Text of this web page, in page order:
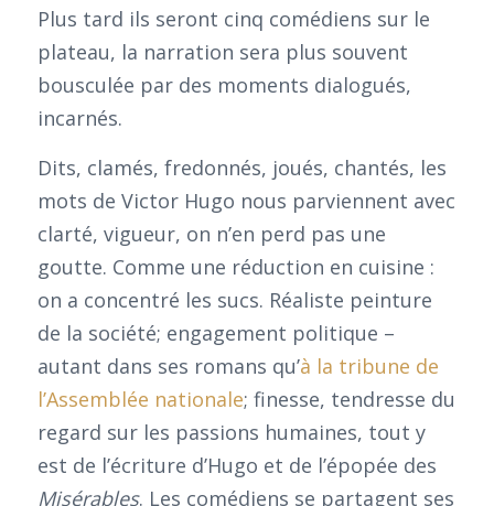
Plus tard ils seront cinq comédiens sur le
plateau, la narration sera plus souvent
bousculée par des moments dialogués,
incarnés.
Dits, clamés, fredonnés, joués, chantés, les
mots de Victor Hugo nous parviennent avec
clarté, vigueur, on n’en perd pas une
goutte. Comme une réduction en cuisine :
on a concentré les sucs. Réaliste peinture
de la société; engagement politique –
autant dans ses romans qu’à la tribune de
l’Assemblée nationale; finesse, tendresse du
regard sur les passions humaines, tout y
est de l’écriture d’Hugo et de l’épopée des
Misérables. Les comédiens se partagent ses